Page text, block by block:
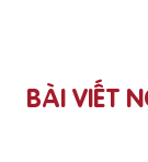
BÀI VIẾT